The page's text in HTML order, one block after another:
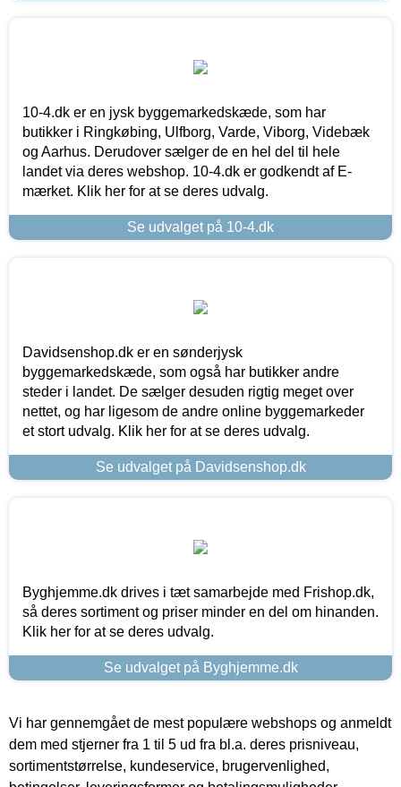
10-4.dk er en jysk byggemarkedskæde, som har
butikker i Ringkøbing, Ulfborg, Varde, Viborg, Videbæk
og Aarhus. Derudover sælger de en hel del til hele
landet via deres webshop. 10-4.dk er godkendt af E-
mærket. Klik her for at se deres udvalg.
Se udvalget på 10-4.dk
Davidsenshop.dk er en sønderjysk
byggemarkedskæde, som også har butikker andre
steder i landet. De sælger desuden rigtig meget over
nettet, og har ligesom de andre online byggemarkeder
et stort udvalg. Klik her for at se deres udvalg.
Se udvalget på Davidsenshop.dk
Byghjemme.dk drives i tæt samarbejde med Frishop.dk,
så deres sortiment og priser minder en del om hinanden.
Klik her for at se deres udvalg.
Se udvalget på Byghjemme.dk
Vi har gennemgået de mest populære webshops og anmeldt
dem med stjerner fra 1 til 5 ud fra bl.a. deres prisniveau,
sortimentstørrelse, kundeservice, brugervenlighed,